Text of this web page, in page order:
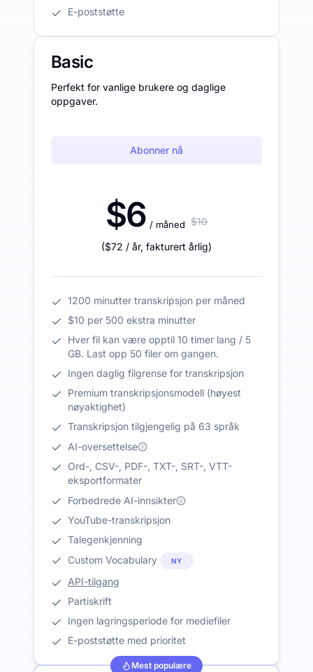
E-poststøtte
Basic
Perfekt for vanlige brukere og daglige
oppgaver.
Abonner nå
$6 / måned $10
($72 / år, fakturert årlig)
1200 minutter transkripsjon per måned
$10 per 500 ekstra minutter
Hver fil kan være opptil 10 timer lang / 5
GB. Last opp 50 filer om gangen.
Ingen daglig filgrense for transkripsjon
Premium transkripsjonsmodell (høyest
nøyaktighet)
Transkripsjon tilgjengelig på 63 språk
AI-oversettelse
Ord-, CSV-, PDF-, TXT-, SRT-, VTT-
eksportformater
Forbedrede AI-innsikter
YouTube-transkripsjon
Talegenkjenning
Custom Vocabulary
NY
API-tilgang
Partiskrift
Ingen lagringsperiode for mediefiler
E-poststøtte med prioritet
Mest populære